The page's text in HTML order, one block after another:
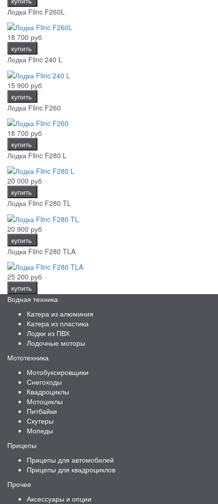
Лодка Flinc F260L
18 700 руб
купить
Лодка Flinc 240 L
15 900 руб
купить
Лодка Flinc F260
18 700 руб
купить
Лодка Flinc F280 L
20 000 руб
купить
Лодка Flinc F280 TL
20 900 руб
купить
Лодка Flinc F280 TLA
25 200 руб
купить
Водная техника
Катера из алюминия
Катера из пластика
Лодки из ПВХ
Лодочные моторы
Мототехника
Мотобуксировщики
Снегоходы
Квадроциклы
Мотоциклы
Питбайки
Скутеры
Мопеды
Прицепы
Прицепы для автомобилей
Прицепы для квадроциклов
Прочее
Аксессуары и опции